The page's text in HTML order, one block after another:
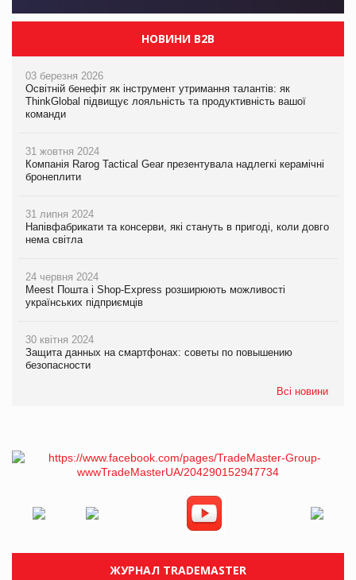
НОВИНИ B2B
03 березня 2026
Освітній бенефіт як інструмент утримання талантів: як
ThinkGlobal підвищує лояльність та продуктивність вашої
команди
31 жовтня 2024
Компанія Rarog Tactical Gear презентувала надлегкі керамічні
бронеплити
31 липня 2024
Напівфабрикати та консерви, які стануть в пригоді, коли довго
нема світла
24 червня 2024
Meest Пошта і Shop-Express розширюють можливості
українських підприємців
30 квітня 2024
Защита данных на смартфонах: советы по повышению
безопасности
Всі новини
ЖУРНАЛ TRADEMASTER